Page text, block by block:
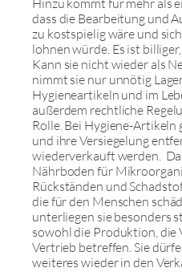
Hinzu kommt für mehr als
dass die Bearbeitung und
zu kostspielig wäre und
lohnen würde. Es ist
Kann sie nicht wieder als
nimmt sie nur unnötig
Hygieneartikeln und im
außerdem rechtliche
Rolle. Bei Hygiene-
und ihre Versiegelung
wiederverkauft werden.
Nährboden für
Rückständen und
die für den Menschen
unterliegen sie besonders
sowohl die Produktion, die
Vertrieb betreffen. Sie
weiteres wieder in den